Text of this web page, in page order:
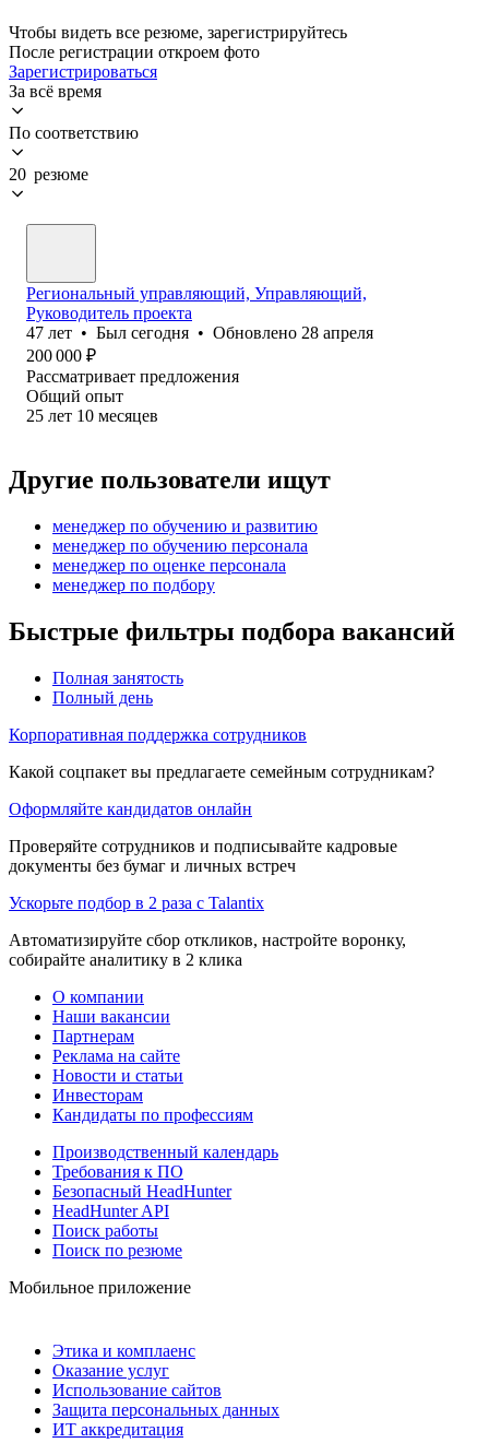
Чтобы видеть все резюме, зарегистрируйтесь
После регистрации откроем фото
Зарегистрироваться
За всё время
По соответствию
20 резюме
Региональный управляющий, Управляющий,
Руководитель проекта
47 лет • Был сегодня • Обновлено 28 апреля
200 000 ₽
Рассматривает предложения
Общий опыт
25 лет 10 месяцев
Другие пользователи ищут
менеджер по обучению и развитию
менеджер по обучению персонала
менеджер по оценке персонала
менеджер по подбору
Быстрые фильтры подбора вакансий
Полная занятость
Полный день
Корпоративная поддержка сотрудников
Какой соцпакет вы предлагаете семейным сотрудникам?
Оформляйте кандидатов онлайн
Проверяйте сотрудников и подписывайте кадровые
документы без бумаг и личных встреч
Ускорьте подбор в 2 раза с Talantix
Автоматизируйте сбор откликов, настройте воронку,
собирайте аналитику в 2 клика
О компании
Наши вакансии
Партнерам
Реклама на сайте
Новости и статьи
Инвесторам
Кандидаты по профессиям
Производственный календарь
Требования к ПО
Безопасный HeadHunter
HeadHunter API
Поиск работы
Поиск по резюме
Мобильное приложение
Этика и комплаенс
Оказание услуг
Использование сайтов
Защита персональных данных
ИТ аккредитация